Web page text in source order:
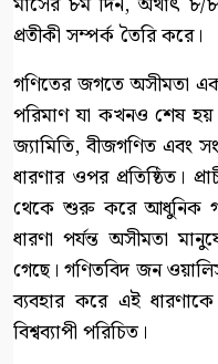
প্রতীকী সম্পর্ক তৈরি করে।
গণিতের জগতে অসীমতা
পরিমাণ যা কখনও শেষ
জ্যামিতি, বীজগণিত এবং
ধারণার ওপর প্রতিষ্ঠিত।
থেকে শুরু করে আধুনিক
ধারণা পর্যন্ত অসীমতা
গেছে। গণিতবিদ জন
ব্যবহার করে এই
বিশ্বব্যাপী পরিচিত।